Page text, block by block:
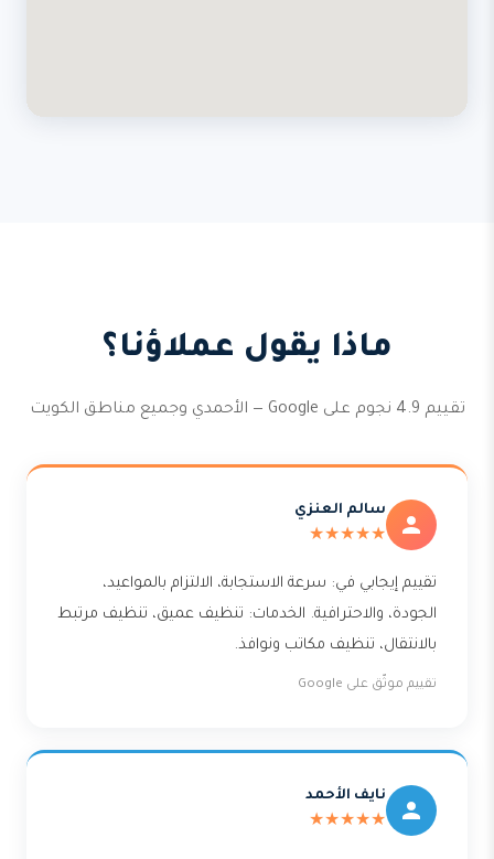
ماذا يقول عملاؤنا؟
تقييم 4.9 نجوم على Google — الأحمدي وجميع مناطق الكويت
سالم العنزي
★★★★★
تقييم إيجابي في: سرعة الاستجابة، الالتزام بالمواعيد،
الجودة، والاحترافية. الخدمات: تنظيف عميق، تنظيف مرتبط
بالانتقال، تنظيف مكاتب ونوافذ.
تقييم موثّق على Google
نايف الأحمد
★★★★★